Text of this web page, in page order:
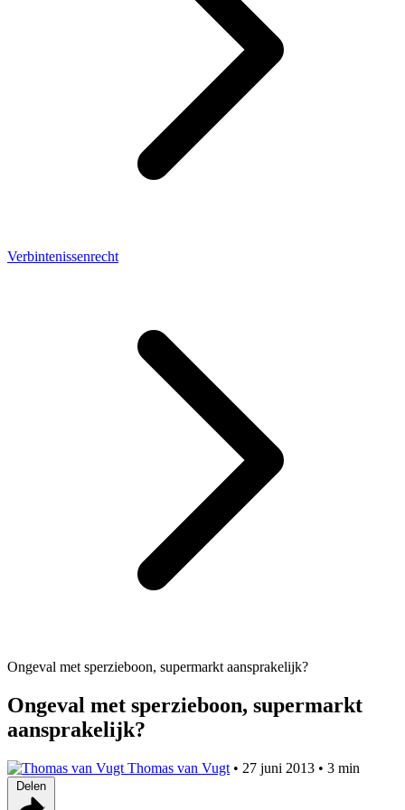
Verbintenissenrecht
Ongeval met sperzieboon, supermarkt aansprakelijk?
Ongeval met sperzieboon, supermarkt
aansprakelijk?
Thomas van Vugt • 27 juni 2013 • 3 min